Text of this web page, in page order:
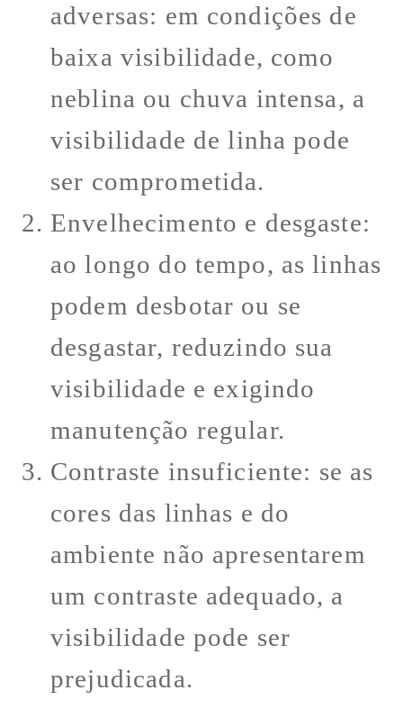
adversas: em condições de
baixa visibilidade, como
neblina ou chuva intensa, a
visibilidade de linha pode
ser comprometida.
Envelhecimento e desgaste:
ao longo do tempo, as linhas
podem desbotar ou se
desgastar, reduzindo sua
visibilidade e exigindo
manutenção regular.
Contraste insuficiente: se as
cores das linhas e do
ambiente não apresentarem
um contraste adequado, a
visibilidade pode ser
prejudicada.